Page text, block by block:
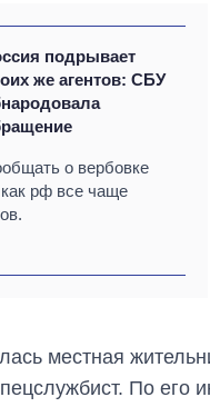
подрывает
же агентов: СБУ
о вербовке
рф все чаще
местная
По его